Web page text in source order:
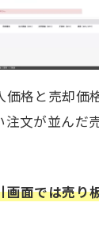
価格と売却価
注文が並んだ
画面では売り